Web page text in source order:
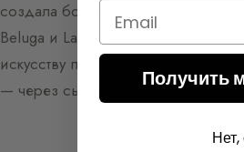
создала более 70 ароматов, среди
Beluga и La Petite Robe Noire.
искусству парфюмерии, которой
— через сырьё, аккорды и
Email
Получить